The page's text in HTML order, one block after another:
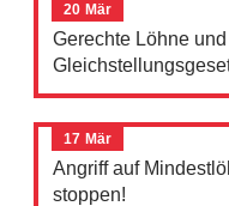
20 Mär
Gerechte Löhne
17 Mär
Angriff auf
stoppen!